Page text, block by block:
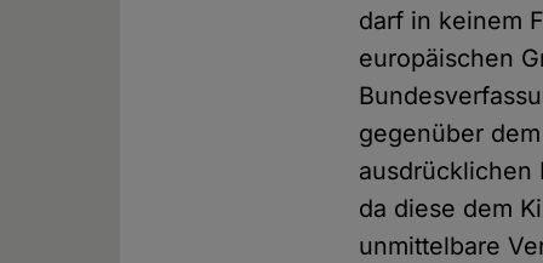
darf in keinem
europäischen
gegenüber
ausdrücklichen
da diese dem
unmittelbare